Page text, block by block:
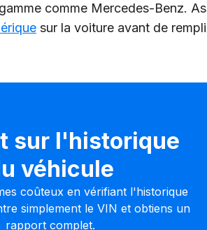
comme Mercedes-Benz.
sur la voiture avant de
sur l'historique
véhicule
coûteux en vérifiant l'historique
simplement le VIN et obtiens un
rapport complet.